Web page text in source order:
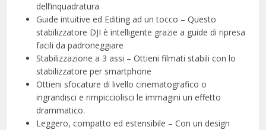
dell’inquadratura
Guide intuitive ed Editing ad un tocco – Questo
stabilizzatore DJI è intelligente grazie a guide di ripresa
facili da padroneggiare
Stabilizzazione a 3 assi – Ottieni filmati stabili con lo
stabilizzatore per smartphone
Ottieni sfocature di livello cinematografico o
ingrandisci e rimpicciolisci le immagini un effetto
drammatico.
Leggero, compatto ed estensibile – Con un design